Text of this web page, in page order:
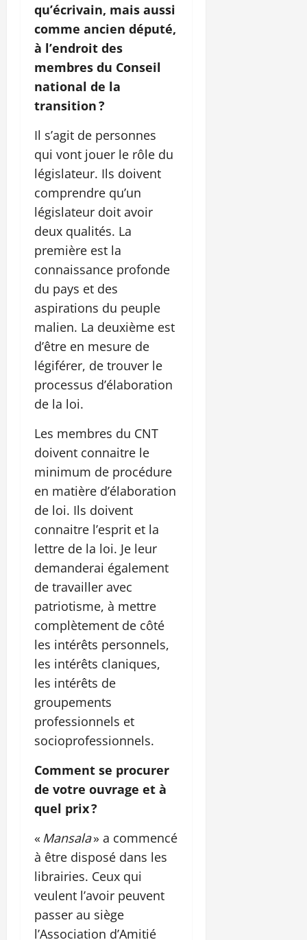
qu’écrivain, mais aussi
comme ancien député,
à l’endroit des
membres du Conseil
national de la
transition ?
Il s’agit de personnes
qui vont jouer le rôle du
législateur. Ils doivent
comprendre qu’un
législateur doit avoir
deux qualités. La
première est la
connaissance profonde
du pays et des
aspirations du peuple
malien. La deuxième est
d’être en mesure de
légiférer, de trouver le
processus d’élaboration
de la loi.
Les membres du CNT
doivent connaitre le
minimum de procédure
en matière d’élaboration
de loi. Ils doivent
connaitre l’esprit et la
lettre de la loi. Je leur
demanderai également
de travailler avec
patriotisme, à mettre
complètement de côté
les intérêts personnels,
les intérêts claniques,
les intérêts de
groupements
professionnels et
socioprofessionnels.
Comment se procurer
de votre ouvrage et à
quel prix ?
« Mansala» a commencé
à être disposé dans les
librairies. Ceux qui
veulent l’avoir peuvent
passer au siège
l’Association d’Amitié